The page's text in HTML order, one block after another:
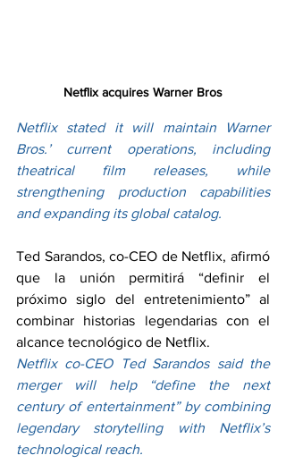
Netflix acquires Warner Bros
Netflix stated it will maintain Warner
Bros.’ current operations, including
theatrical film releases, while
strengthening production capabilities
and expanding its global catalog.
Ted Sarandos, co-CEO de Netflix, afirmó
que la unión permitirá “definir el
próximo siglo del entretenimiento” al
combinar historias legendarias con el
alcance tecnológico de Netflix.
Netflix co-CEO Ted Sarandos said the
merger will help “define the next
century of entertainment” by combining
legendary storytelling with Netflix’s
technological reach.